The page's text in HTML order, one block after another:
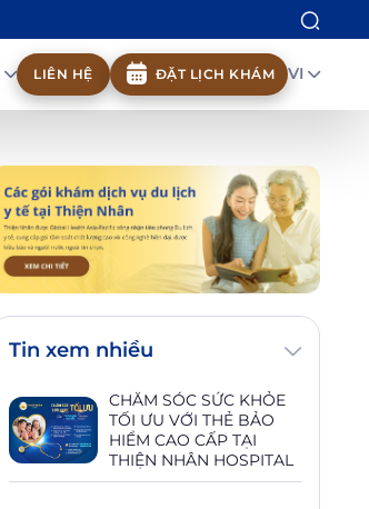
LIÊN HỆ ĐẶT LỊCH KHÁM VI
Tin xem nhiều
CHĂM SÓC SỨC KHỎE
TỐI ƯU VỚI THẺ BẢO
HIỂM CAO CẤP TẠI
THIỆN NHÂN HOSPITAL